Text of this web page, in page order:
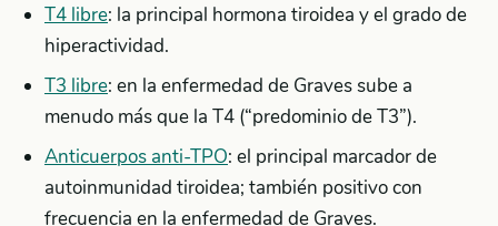
T4 libre: la principal hormona tiroidea y el grado de
hiperactividad.
T3 libre: en la enfermedad de Graves sube a
menudo más que la T4 (“predominio de T3”).
Anticuerpos anti-TPO: el principal marcador de
autoinmunidad tiroidea; también positivo con
frecuencia en la enfermedad de Graves.